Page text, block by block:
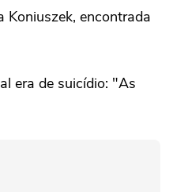
encontrada
era de suicídio: "As